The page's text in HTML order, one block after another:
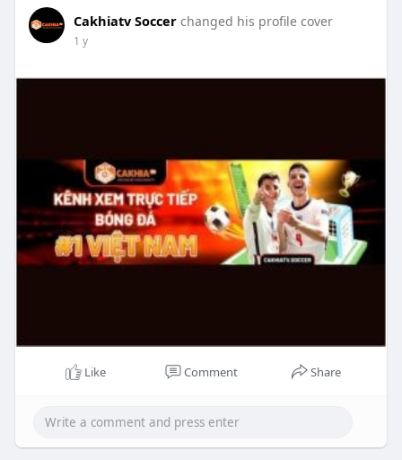
Cakhiatv Soccer changed his profile cover
1 y
Like Comment Share